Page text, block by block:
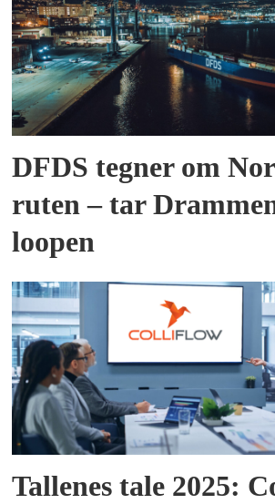
DFDS tegner om
ruten – tar
loopen
Tallenes tale 2025: